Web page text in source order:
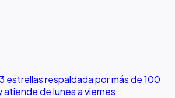
respaldada por más de 100
de lunes a viernes.